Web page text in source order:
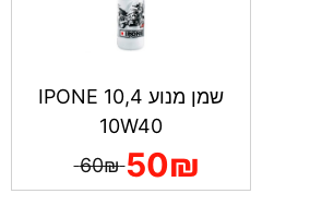
שמן מנוע IPONE 10,4
10W40
50₪
60₪